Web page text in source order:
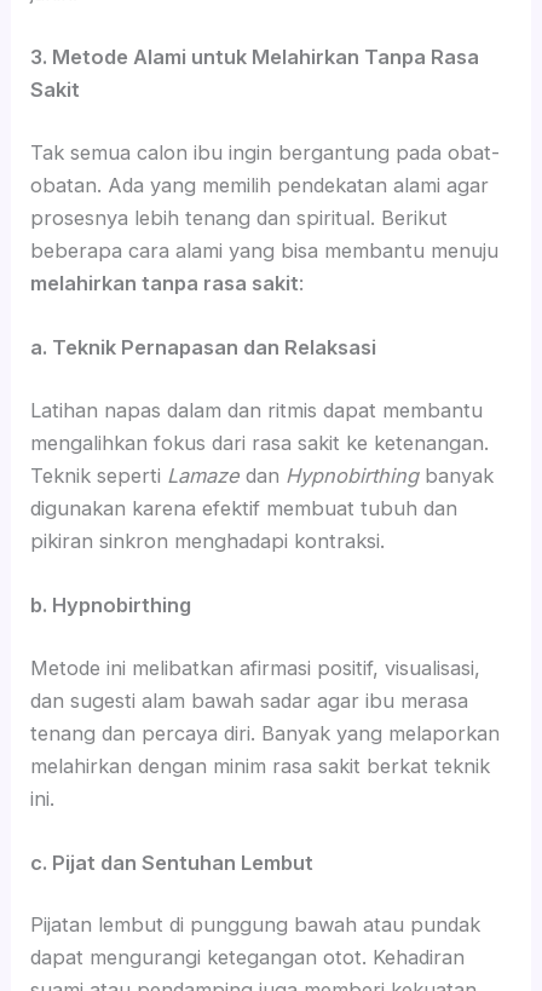
3. Metode Alami untuk Melahirkan Tanpa Rasa
Sakit
Tak semua calon ibu ingin bergantung pada obat-
obatan. Ada yang memilih pendekatan alami agar
prosesnya lebih tenang dan spiritual. Berikut
beberapa cara alami yang bisa membantu menuju
melahirkan tanpa rasa sakit:
a. Teknik Pernapasan dan Relaksasi
Latihan napas dalam dan ritmis dapat membantu
mengalihkan fokus dari rasa sakit ke ketenangan.
Teknik seperti Lamaze dan Hypnobirthingbanyak
digunakan karena efektif membuat tubuh dan
pikiran sinkron menghadapi kontraksi.
b. Hypnobirthing
Metode ini melibatkan afirmasi positif, visualisasi,
dan sugesti alam bawah sadar agar ibu merasa
tenang dan percaya diri. Banyak yang melaporkan
melahirkan dengan minim rasa sakit berkat teknik
ini.
c. Pijat dan Sentuhan Lembut
Pijatan lembut di punggung bawah atau pundak
dapat mengurangi ketegangan otot. Kehadiran